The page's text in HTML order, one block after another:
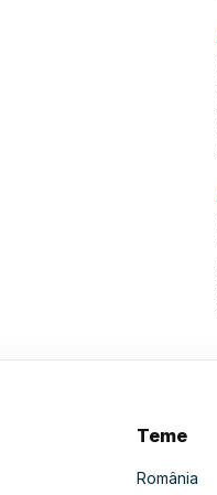
Teme
România